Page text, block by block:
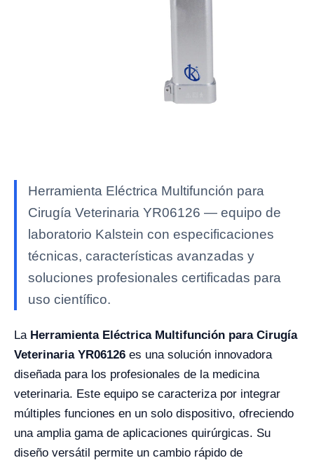
Herramienta Eléctrica Multifunción para
Cirugía Veterinaria YR06126 — equipo de
laboratorio Kalstein con especificaciones
técnicas, características avanzadas y
soluciones profesionales certificadas para
uso científico.
La Herramienta Eléctrica Multifunción para Cirugía
Veterinaria YR06126 es una solución innovadora
diseñada para los profesionales de la medicina
veterinaria. Este equipo se caracteriza por integrar
múltiples funciones en un solo dispositivo, ofreciendo
una amplia gama de aplicaciones quirúrgicas. Su
diseño versátil permite un cambio rápido de